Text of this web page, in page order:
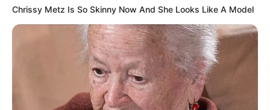
Chrissy Metz Is So Skinny Now And She Looks Like A Model